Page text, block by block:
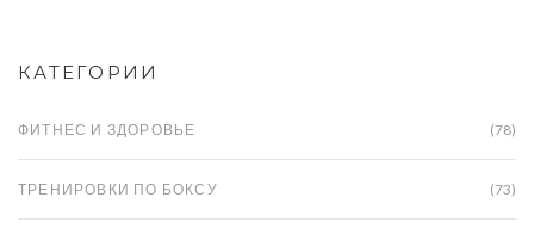
КАТЕГОРИИ
ФИТНЕС И ЗДОРОВЬЕ (78)
ТРЕНИРОВКИ ПО БОКСУ (73)